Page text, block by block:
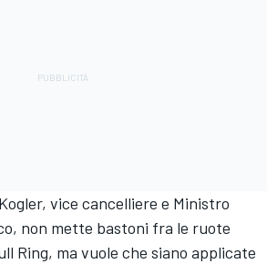
vice cancelliere e Ministro
non mette bastoni fra le ruote
Ring, ma vuole che siano applicate